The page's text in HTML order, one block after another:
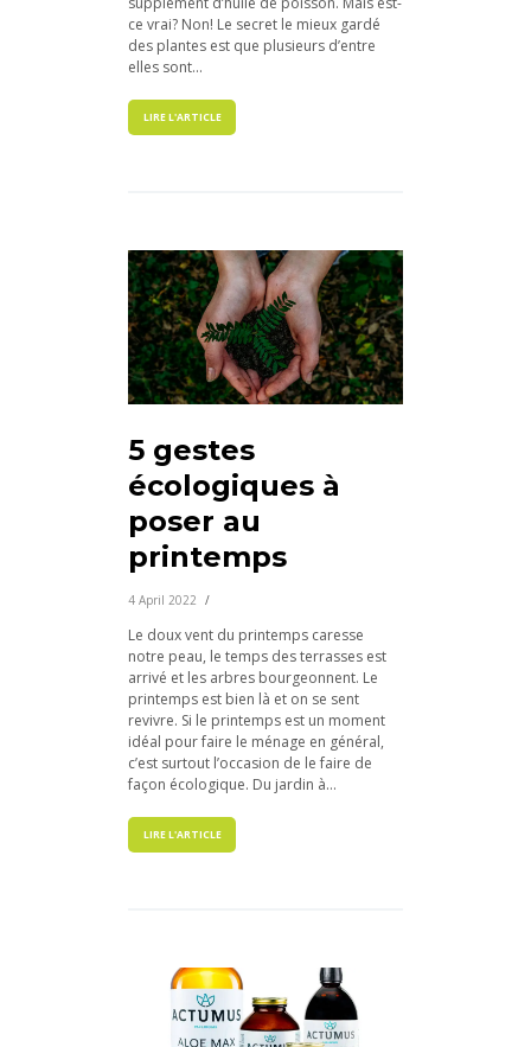
ce vrai? Non! Le secret le mieux gardé
des plantes est que plusieurs d’entre
elles sont...
LIRE L'ARTICLE
5 gestes
écologiques à
poser au
printemps
4 April 2022
Le doux vent du printemps caresse
notre peau, le temps des terrasses est
arrivé et les arbres bourgeonnent. Le
printemps est bien là et on se sent
revivre. Si le printemps est un moment
idéal pour faire le ménage en général,
c’est surtout l’occasion de le faire de
façon écologique. Du jardin à...
LIRE L'ARTICLE